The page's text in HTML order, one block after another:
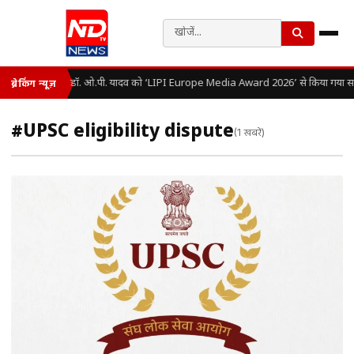
ब्रेकिंग न्यूज़ डॉ. ओ.पी. यादव को ‘LIPI Europe Media Award 2026’ से किया गया
#UPSC eligibility dispute(1 खबरें)